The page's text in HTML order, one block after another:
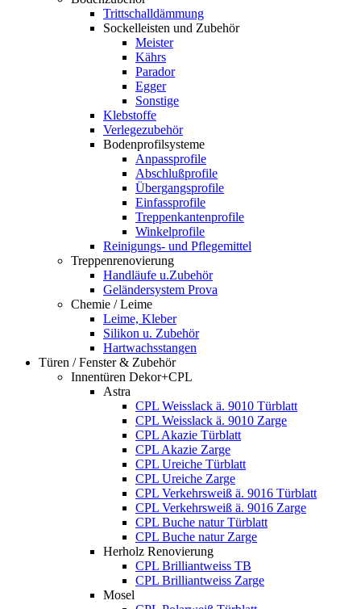
Trittschalldämmung
Sockelleisten und Zubehör
Meister
Kährs
Parador
Egger
Sonstige
Klebstoffe
Verlegezubehör
Bodenprofilsysteme
Anpassprofile
Abschlußprofile
Übergangsprofile
Einfassprofile
Treppenkantenprofile
Winkelprofile
Reinigungs- und Pflegemittel
Treppenrenovierung
Handläufe u.Zubehör
Geländersystem Prova
Chemie / Leime
Leime, Kleber
Silikon u. Zubehör
Hartwachsstangen
Türen / Fenster & Zubehör
Innentüren Dekor+CPL
Astra
CPL Weisslack ä. 9010 Türblatt
CPL Weisslack ä. 9010 Zarge
CPL Akazie Türblatt
CPL Akazie Zarge
CPL Ureiche Türblatt
CPL Ureiche Zarge
CPL Verkehrsweiß ä. 9016 Türblatt
CPL Verkehrsweiß ä. 9016 Zarge
CPL Buche natur Türblatt
CPL Buche natur Zarge
Herholz Renovierung
CPL Brilliantweiss TB
CPL Brilliantweiss Zarge
Mosel